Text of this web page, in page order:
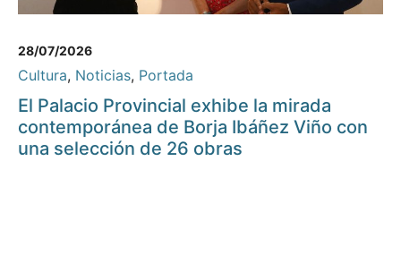
28/07/2026
Cultura, Noticias, Portada
El Palacio Provincial exhibe la mirada
contemporánea de Borja Ibáñez Viño con
una selección de 26 obras